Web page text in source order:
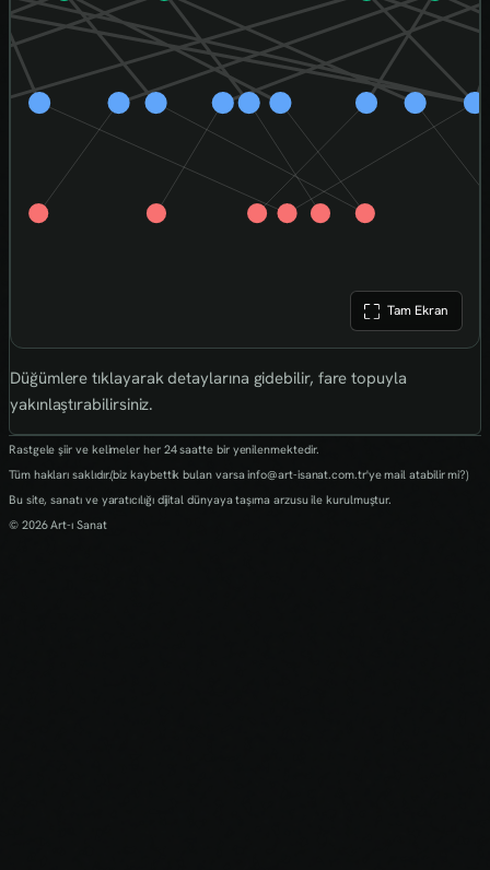
Tam Ekran
Düğümlere tıklayarak detaylarına gidebilir, fare topuyla
yakınlaştırabilirsiniz.
Rastgele şiir ve kelimeler her 24 saatte bir yenilenmektedir.
Tüm hakları saklıdır.(biz kaybettik bulan varsa info@art-isanat.com.tr'ye mail atabilir mi?)
Bu site, sanatı ve yaratıcılığı dijital dünyaya taşıma arzusu ile kurulmuştur.
© 2026 Art-ı Sanat